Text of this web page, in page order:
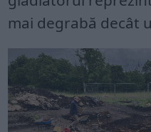
mai degrabă decât